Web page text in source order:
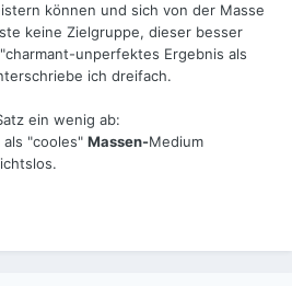
können und sich von der Masse
keine Zielgruppe, dieser besser
unperfektes Ergebnis als
ich dreifach.
ein wenig ab:
als "cooles" Massen-Medium